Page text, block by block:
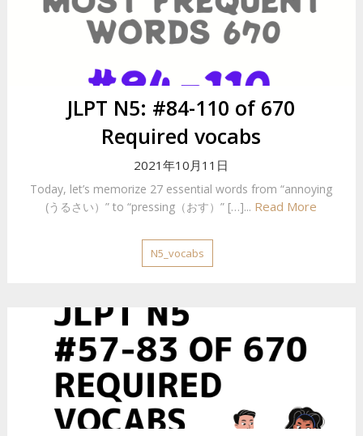
JLPT N5: #84-110 of 670
Required vocabs
2021年10月11日
Today, let’s memorize 27 essential words from “annoying
(うるさい）” to “pressing（おす）” […]... Read More
N5_vocabs